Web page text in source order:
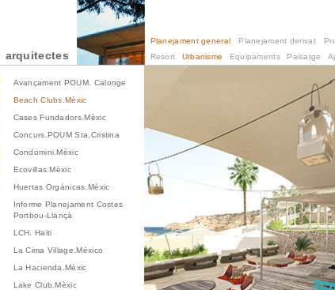
arquitectes
Planejament general Planejament derivat
Resort
Urbanisme Equipaments Paisatge
Avançament POUM. Calonge
Beach Clubs.Mèxic
Cases Fundadors.Mèxic
Concurs.POUM Sta.Cristina
Condomini.Mèxic
Ecovillas.Mèxic
Huertas Orgánicas.Mèxic
Informe Planejament Costes
Portbou-Llançà
LCH. Haiti
La Cima Village.México
La Hacienda.Mèxic
Lake Club.Mèxic